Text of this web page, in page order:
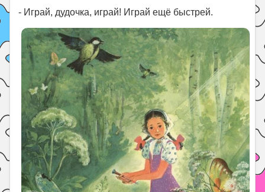
- Играй, дудочка, играй! Играй ещё быстрей.